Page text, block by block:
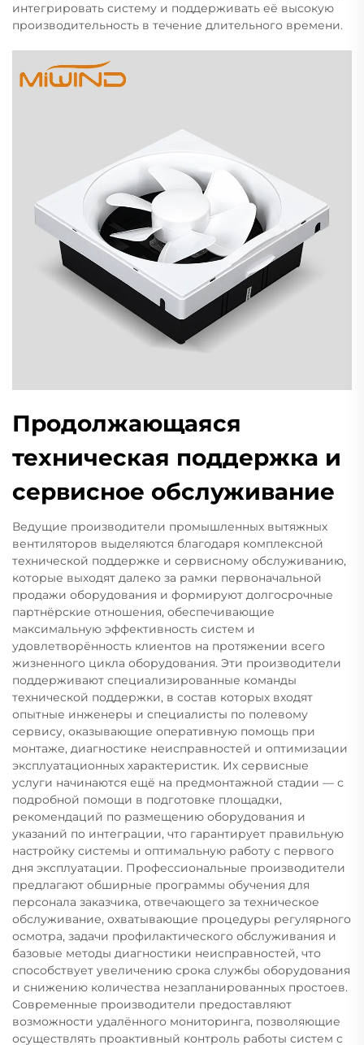
интегрировать систему и поддерживать её высокую
производительность в течение длительного времени.
Продолжающаяся
техническая поддержка и
сервисное обслуживание
Ведущие производители промышленных вытяжных
вентиляторов выделяются благодаря комплексной
технической поддержке и сервисному обслуживанию,
которые выходят далеко за рамки первоначальной
продажи оборудования и формируют долгосрочные
партнёрские отношения, обеспечивающие
максимальную эффективность систем и
удовлетворённость клиентов на протяжении всего
жизненного цикла оборудования. Эти производители
поддерживают специализированные команды
технической поддержки, в состав которых входят
опытные инженеры и специалисты по полевому
сервису, оказывающие оперативную помощь при
монтаже, диагностике неисправностей и оптимизации
эксплуатационных характеристик. Их сервисные
услуги начинаются ещё на предмонтажной стадии — с
подробной помощи в подготовке площадки,
рекомендаций по размещению оборудования и
указаний по интеграции, что гарантирует правильную
настройку системы и оптимальную работу с первого
дня эксплуатации. Профессиональные производители
предлагают обширные программы обучения для
персонала заказчика, отвечающего за техническое
обслуживание, охватывающие процедуры регулярного
осмотра, задачи профилактического обслуживания и
базовые методы диагностики неисправностей, что
способствует увеличению срока службы оборудования
и снижению количества незапланированных простоев.
Современные производители предоставляют
возможности удалённого мониторинга, позволяющие
осуществлять проактивный контроль работы систем с